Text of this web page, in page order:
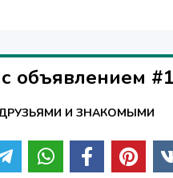
объявлением
И ЗНАКОМЫМИ